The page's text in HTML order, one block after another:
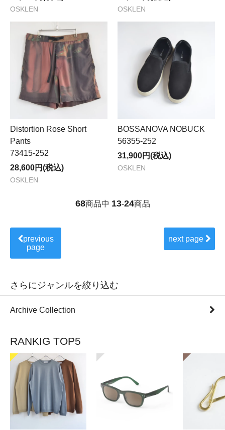
OSKLEN OSKLEN
Distortion Rose Short
Pants
73415-252
28,600円(税込)
OSKLEN
BOSSANOVA NOBUCK
56355-252
31,900円(税込)
OSKLEN
68商品中 13-24商品
previous
page
next page
さらにジャンルを絞り込む
Archive Collection
RANKIG TOP5